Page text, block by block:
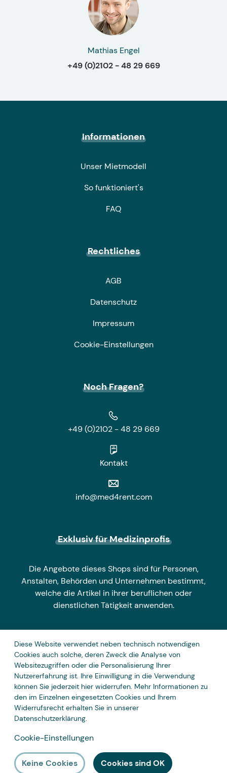
Mathias Engel
+49 (0)2102 - 48 29 669
Informationen
Unser Mietmodell
So funktioniert's
FAQ
Rechtliches
AGB
Datenschutz
Impressum
Cookie-Einstellungen
Noch Fragen?
+49 (0)2102 - 48 29 669
Kontakt
info@med4rent.com
Exklusiv für Medizinprofis
Die Angebote dieses Shops sind für Personen,
Anstalten, Behörden und Unternehmen bestimmt,
welche die Artikel in ihrer beruflichen oder
dienstlichen Tätigkeit anwenden.
Zahlungsarten
Diese Website verwendet neben technisch notwendigen
Cookies auch solche, deren Zweck die Analyse von
Websitezugriffen oder die Personalisierung Ihrer
Nutzererfahrung ist. Ihre Einwilligung in die Verwendung
können Sie jederzeit hier widerrufen. Mehr Informationen zu
den im Einzelnen eingesetzten Cookies und Ihrem
Widerrufsrecht erhalten Sie in unserer
Datenschutzerklärung.
Cookie-Einstellungen
Keine Cookies Cookies sind OK